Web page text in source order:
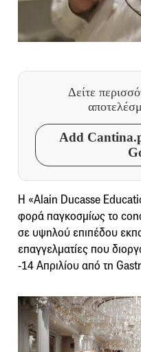
Δείτε
Add
Η «Alain Ducasse
φορά παγκοσμίως το
σε υψηλού επιπέδου
επαγγελματίες που
-14 Απριλίου από τη